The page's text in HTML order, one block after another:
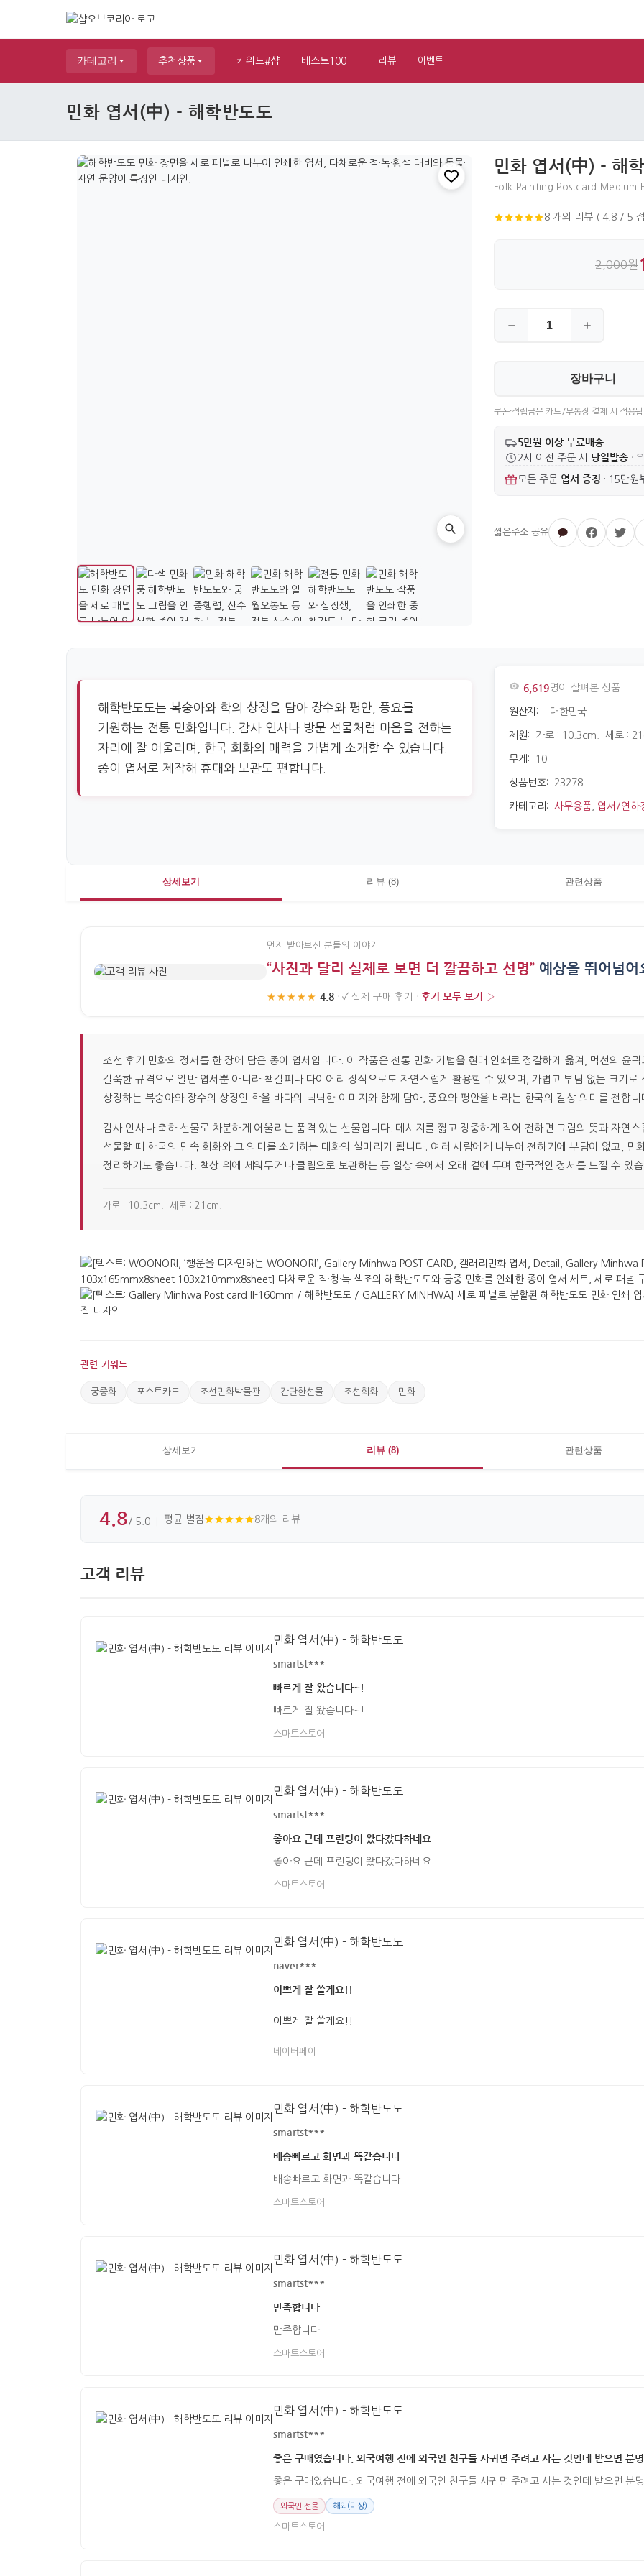
카테고리 추천상품 키워드#샵 베스트100 리뷰 이벤트
민화 엽서(中) - 해학반도도
민화 엽서(中) - 해
Folk Painting Postcard Medium
8 개의 리뷰 ( 4.8 / 5
2,000원
장바구니
쿠폰·적립금은 카드/무통장 결제 시 적용
5만원 이상 무료배송
2시 이전 주문 시 당일발송 ·
모든 주문 엽서 증정 · 15만원
해학반도도는 복숭아와 학의 상징을 담아 장수와 평안, 풍요를
기원하는 전통 민화입니다. 감사 인사나 방문 선물처럼 마음을 전하는
자리에 잘 어울리며, 한국 회화의 매력을 가볍게 소개할 수 있습니다.
종이 엽서로 제작해 휴대와 보관도 편합니다.
6,619명이 살펴본 상품
원산지: 대한민국
제원: 가로 : 10.3cm. 세로 :
무게: 10
상품번호: 23278
카테고리: 사무용품 엽서/연하
상세보기 리뷰 (8) 관련상품
먼저 받아보신 분들의 이야기
“사진과 달리 실제로 보면 더 깔끔하고 선명” 예상을 뛰어넘어
★★★★★ 4.8 · ✓ 실제 구매 후기 · 후기 모두 보기 ›
조선 후기 민화의 정서를 한 장에 담은 종이 엽서입니다. 이 작품은 전통 민화 기법을 현대 인쇄로 정갈하게 옮겨, 먹선의 윤
길쭉한 규격으로 일반 엽서뿐 아니라 책갈피나 다이어리 장식으로도 자연스럽게 활용할 수 있으며, 가볍고 부담 없는 크기
상징하는 복숭아와 장수의 상징인 학을 바다의 넉넉한 이미지와 함께 담아, 풍요와 평안을 바라는 한국의 길상 의미를 전합니
감사 인사나 축하 선물로 차분하게 어울리는 품격 있는 선물입니다. 메시지를 짧고 정중하게 적어 전하면 그림의 뜻과 자연
선물할 때 한국의 민속 회화와 그 의미를 소개하는 대화의 실마리가 됩니다. 여러 사람에게 나누어 전하기에 부담이 없고, 민
정리하기도 좋습니다. 책상 위에 세워두거나 클립으로 보관하는 등 일상 속에서 오래 곁에 두며 한국적인 정서를 느낄 수 있
가로 : 10.3cm. 세로 : 21cm.
관련 키워드
궁중화 포스트카드 조선민화박물관 간단한선물 조선회화 민화
상세보기 리뷰 (8) 관련상품
4.8/ 5.0 평균 별점 8개의 리뷰
고객 리뷰
민화 엽서(中) - 해학반도도
smartst***
빠르게 잘 왔습니다~!
빠르게 잘 왔습니다~!
스마트스토어
민화 엽서(中) - 해학반도도
smartst***
좋아요 근데 프린팅이 왔다갔다하네요
좋아요 근데 프린팅이 왔다갔다하네요
스마트스토어
민화 엽서(中) - 해학반도도
naver***
이쁘게 잘 쓸게요!!
이쁘게 잘 쓸게요!!
네이버페이
민화 엽서(中) - 해학반도도
smartst***
배송빠르고 화면과 똑같습니다
배송빠르고 화면과 똑같습니다
스마트스토어
민화 엽서(中) - 해학반도도
smartst***
만족합니다
만족합니다
스마트스토어
민화 엽서(中) - 해학반도도
smartst***
좋은 구매였습니다. 외국여행 전에 외국인 친구들 사귀면 주려고 사는 것인데 받으면 분
좋은 구매였습니다. 외국여행 전에 외국인 친구들 사귀면 주려고 사는 것인데 받으면 분
외국인 선물 해외(미상)
스마트스토어